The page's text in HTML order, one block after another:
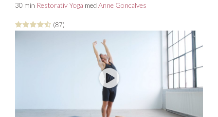
30 min Restorativ Yoga medAnne Goncalves
(87)